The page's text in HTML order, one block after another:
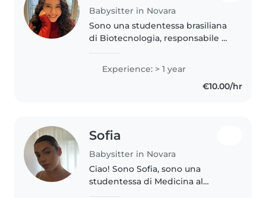
Babysitter in Novara
Sono una studentessa brasiliana
di Biotecnologia, responsabile e
in Brasile e ho esperienza con
bambini di diverse età. Insegno
Experience: > 1 year
€10.00/hr
Sofia
Babysitter in Novara
Ciao! Sono Sofia, sono una
studentessa di Medicina al